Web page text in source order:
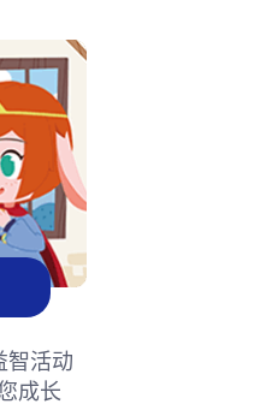
智活动
成长